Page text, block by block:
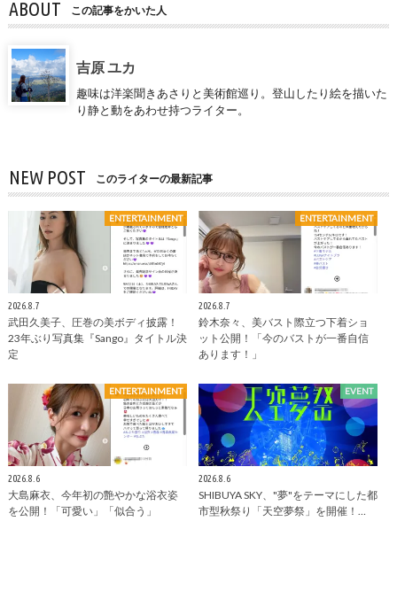
ABOUT この記事をかいた人
吉原 ユカ
趣味は洋楽聞きあさりと美術館巡り。登山したり絵を描いた
り静と動をあわせ持つライター。
NEW POST このライターの最新記事
ENTERTAINMENT
2026.8.7
武田久美子、圧巻の美ボディ披露！
23年ぶり写真集『Sango』タイトル決
定
ENTERTAINMENT
2026.8.7
鈴木奈々、美バスト際立つ下着ショ
ット公開！「今のバストが一番自信
あります！」
ENTERTAINMENT
2026.8.6
大島麻衣、今年初の艶やかな浴衣姿
を公開！「可愛い」「似合う」
EVENT
2026.8.6
SHIBUYA SKY、"夢"をテーマにした都
市型秋祭り「天空夢祭」を開催！…